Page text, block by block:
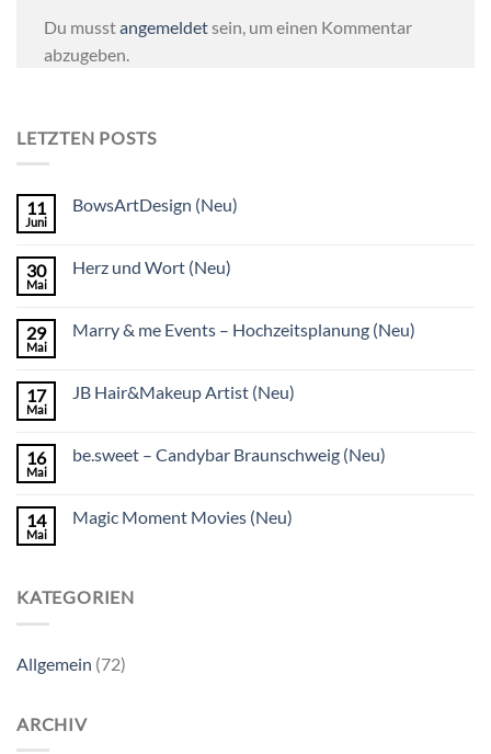
Du musstangemeldetsein, um einen Kommentar
abzugeben.
LETZTEN POSTS
11
Juni
BowsArtDesign (Neu)
30
Mai
Herz und Wort (Neu)
29
Mai
Marry & me Events – Hochzeitsplanung (Neu)
17
Mai
JB Hair&Makeup Artist (Neu)
16
Mai
be.sweet – Candybar Braunschweig (Neu)
14
Mai
Magic Moment Movies (Neu)
KATEGORIEN
Allgemein (72)
ARCHIV